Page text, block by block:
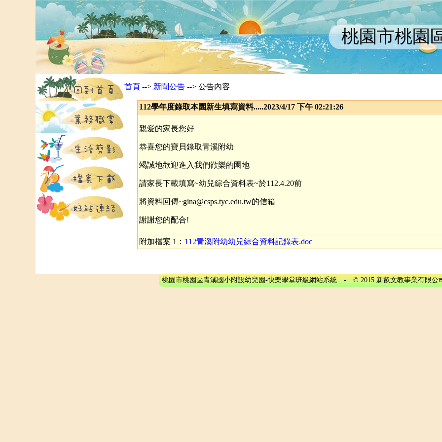
桃園市桃園
首頁 --> 新聞公告 --> 公告內容
112學年度錄取本園新生填寫資料.....2023/4/17 下午 02:21:26
親愛的家長您好
恭喜您的寶貝錄取青溪附幼
竭誠地歡迎進入我們歡樂的園地
請家長下載填寫~幼兒綜合資料表~於112.4.20前
將資料回傳~gina@csps.tyc.edu.tw的信箱
謝謝您的配合!
附加檔案 1： 112青溪附幼幼兒綜合資料記錄表.doc
桃園市桃園區青溪國小附設幼兒園-快樂學堂班級網站系統 - © 2015 新叡文教事業有限公